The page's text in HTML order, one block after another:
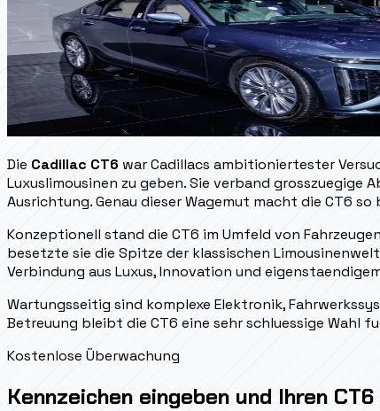
Die Cadillac CT6 war Cadillacs ambitioniertester
Luxuslimousinen zu geben. Sie verband
Ausrichtung. Genau dieser Wagemut macht die CT6 so
Konzeptionell stand die CT6 im Umfeld von
besetzte sie die Spitze der klassischen
Verbindung aus Luxus, Innovation und
Wartungsseitig sind komplexe Elektronik,
Betreuung bleibt die CT6 eine sehr schluessige Wahl
Kostenlose Überwachung
Kennzeichen eingeben und Ihren